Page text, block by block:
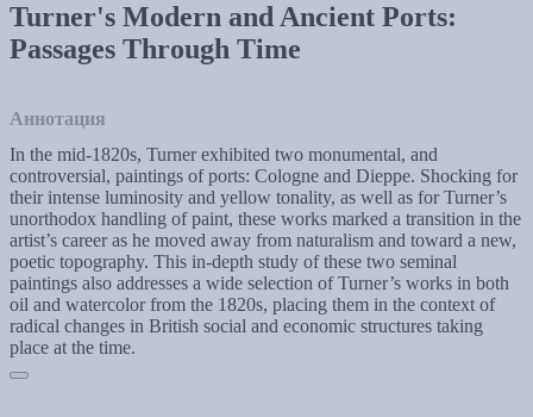
Turner's Modern and Ancient Ports:
Passages Through Time
Аннотация
In the mid-1820s, Turner exhibited two monumental, and
controversial, paintings of ports: Cologne and Dieppe. Shocking for
their intense luminosity and yellow tonality, as well as for Turner’s
unorthodox handling of paint, these works marked a transition in the
artist’s career as he moved away from naturalism and toward a new,
poetic topography. This in-depth study of these two seminal
paintings also addresses a wide selection of Turner’s works in both
oil and watercolor from the 1820s, placing them in the context of
radical changes in British social and economic structures taking
place at the time.